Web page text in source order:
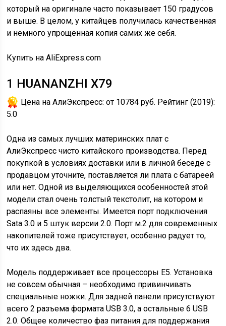
который на оригинале часто показывает 150 градусов
и выше. В целом, у китайцев получилась качественная
и немного упрощенная копия самих же себя.
Купить на AliExpress.com
1 HUANANZHI X79
Цена на АлиЭкспресс:от 10784 руб. Рейтинг (2019):
5.0
Одна из самых лучших материнских плат с
АлиЭкспресс чисто китайского производства. Перед
покупкой в условиях доставки или в личной беседе с
продавцом уточните, поставляется ли плата с батареей
или нет. Одной из выделяющихся особенностей этой
модели стал очень толстый текстолит, на котором и
распаяны все элементы. Имеется порт подключения
Sata 3.0 и 5 штук версии 2.0. Порт м.2 для современных
накопителей тоже присутствует, особенно радует то,
что их здесь два.
Модель поддерживает все процессоры Е5. Установка
не совсем обычная – необходимо привинчивать
специальные ножки. Для задней панели присутствуют
всего 2 разъема формата USB 3.0, а остальные 6 USB
2.0. Общее количество фаз питания для поддержания